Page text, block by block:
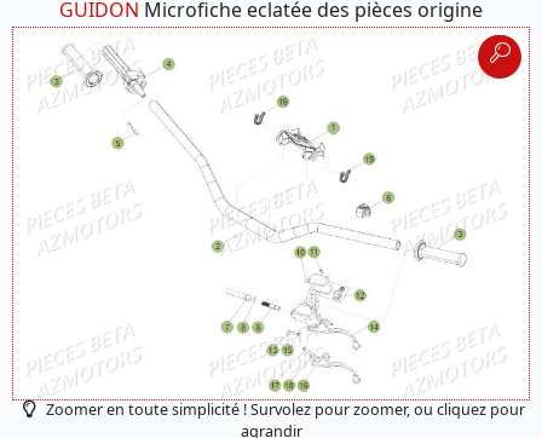
GUIDON Microfiche eclatée des pièces origine
Zoomer en toute simplicité ! Survolez pour zoomer, ou cliquez pour
agrandir